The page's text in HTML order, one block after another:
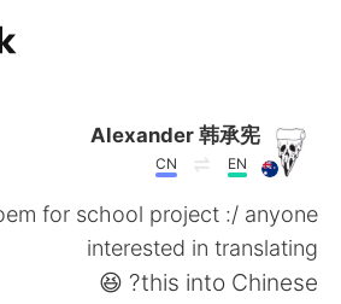
Alexander 韩承宪
EN
CN
for school project :/ anyone
interested in translating
this into Chinese? 😆